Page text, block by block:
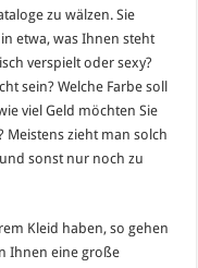
zu wälzen. Sie
etwa, was Ihnen steht
verspielt oder sexy?
sein? Welche Farbe soll
viel Geld möchten Sie
Meistens zieht man solch
sonst nur noch zu
Kleid haben, so gehen
Ihnen eine große